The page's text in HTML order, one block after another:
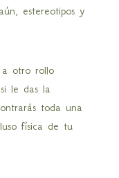
estereotipos y
a otro rollo
le das la
toda una
física de tu